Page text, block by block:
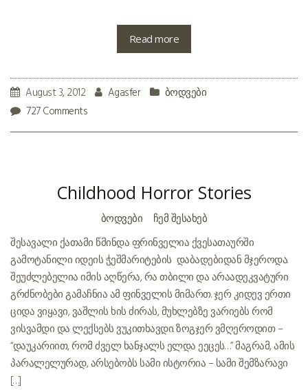
Read more
August 3, 2012 Agasfer
ბოდვები
727 Comments
Childhood Horror Stories
ᲑᲝᲓᲕᲔᲑᲘ ᲩᲔᲛ ᲨᲔᲡᲐᲮᲔᲑ
შესავალი ქათამი წმინდა ფრინველია ქვესათაურში
გამოტანილი იდეის ჭეშმარიტების დაბადებიდან მჯეროდა.
შეუძლებელია იმის აღწერა, რა თბილი და არაადეკვატური
გრძნობები გამაჩნია ამ ფინველის მიმართ. ჯერ კიდევ ერთი
ციდა ვიყავი, ვაშლის ხის ძირას, მუხლებზე ვარიებს რომ
ვისვამდი და ლექსებს ვუკითხავდი. ზოგჯერ ვმღეროდით –
“დაუკარიით, რომ ძველ ხანჯალს ელდა ეეცეს…” მაგრამ, ამის
პარალელურად, არსებობს სამი ისტორია – სამი შემზარავი
[…]